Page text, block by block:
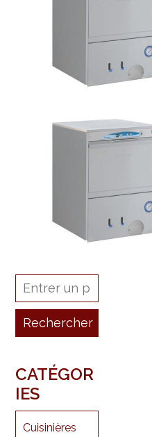
CATÉGOR
IES
Cuisinières